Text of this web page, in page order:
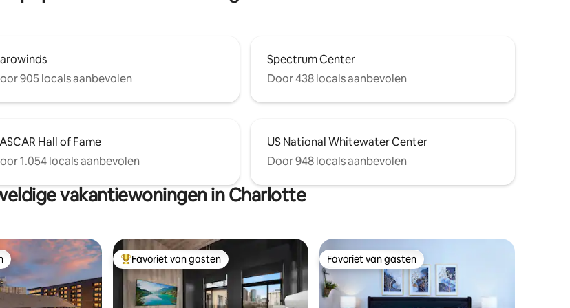
905 locals aanbevolen
Spectrum Center
Door 438 locals aanbevolen
Hall of Fame
1.054 locals aanbevolen
US National Whitewater Center
Door 948 locals aanbevolen
vakantiewoningen in Charlotte
Topfavoriet van gasten
Favoriet van gasten Favoriet van gasten
Favoriet van gasten